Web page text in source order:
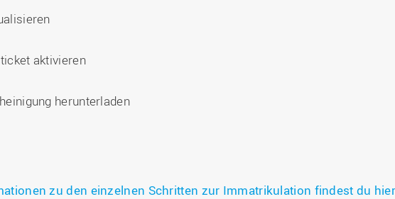
aktivieren
herunterladen
zu den einzelnen Schritten zur Immatrikulation findest du